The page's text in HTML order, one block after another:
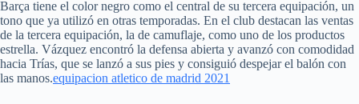
Barça tiene el color negro como el central de su tercera equipación, un
tono que ya utilizó en otras temporadas. En el club destacan las ventas
de la tercera equipación, la de camuflaje, como uno de los productos
estrella. Vázquez encontró la defensa abierta y avanzó con comodidad
hacia Trías, que se lanzó a sus pies y consiguió despejar el balón con
las manos.equipacion atletico de madrid 2021